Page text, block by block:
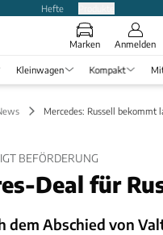
Hefte
Marken Anmelden
Kleinwagen Kompakt
Mercedes: Russell bekommt
BEFÖRDERUNG
Deal für
dem Abschied von